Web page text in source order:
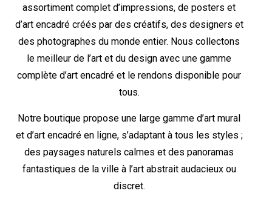
assortiment complet d’impressions, de posters et
d’art encadré créés par des créatifs, des designers et
des photographes du monde entier. Nous collectons
le meilleur de l’art et du design avec une gamme
complète d’art encadré et le rendons disponible pour
tous.
Notre boutique propose une large gamme d’art mural
et d’art encadré en ligne, s’adaptant à tous les styles ;
des paysages naturels calmes et des panoramas
fantastiques de la ville à l’art abstrait audacieux ou
discret.